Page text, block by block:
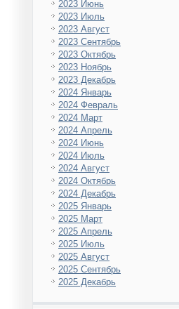
2023 Июнь
2023 Июль
2023 Август
2023 Сентябрь
2023 Октябрь
2023 Ноябрь
2023 Декабрь
2024 Январь
2024 Февраль
2024 Март
2024 Апрель
2024 Июнь
2024 Июль
2024 Август
2024 Октябрь
2024 Декабрь
2025 Январь
2025 Март
2025 Апрель
2025 Июль
2025 Август
2025 Сентябрь
2025 Декабрь